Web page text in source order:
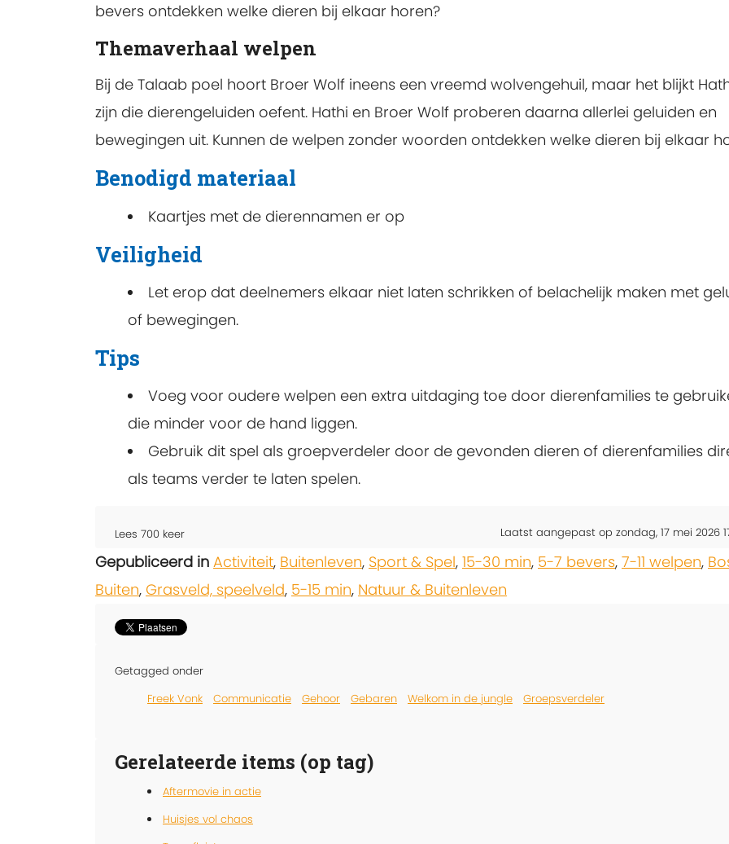
bevers ontdekken welke dieren bij elkaar horen?
Themaverhaal welpen
Bij de Talaab poel hoort Broer Wolf ineens een vreemd wolvengehuil, maar het blijkt
zijn die dierengeluiden oefent. Hathi en Broer Wolf proberen daarna allerlei geluiden en
bewegingen uit. Kunnen de welpen zonder woorden ontdekken welke dieren bij elkaar
Benodigd materiaal
Kaartjes met de dierennamen er op
Veiligheid
Let erop dat deelnemers elkaar niet laten schrikken of belachelijk maken met
of bewegingen.
Tips
Voeg voor oudere welpen een extra uitdaging toe door dierenfamilies te
die minder voor de hand liggen.
Gebruik dit spel als groepverdeler door de gevonden dieren of dierenfamilies
als teams verder te laten spelen.
Lees 700 keer Laatst aangepast op zondag, 17 mei 2026
Gepubliceerd in Activiteit, Buitenleven, Sport & Spel, 15-30 min, 5-7 bevers, 7-11 welpen,
Buiten, Grasveld, speelveld, 5-15 min, Natuur & Buitenleven
Getagged onder
Freek Vonk
Communicatie Gehoor Gebaren Welkom in de jungle Groepsverdeler
Gerelateerde items (op tag)
Aftermovie in actie
Huisjes vol chaos